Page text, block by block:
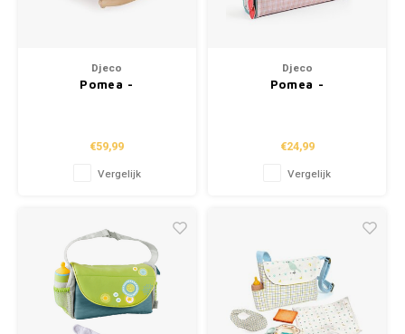
Djeco
Pomea -
€59,99
Vergelijk
Djeco
Pomea -
€24,99
Vergelijk